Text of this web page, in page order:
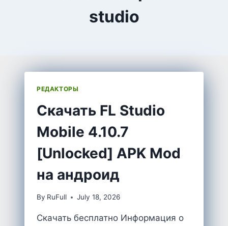
studio
РЕДАКТОРЫ
Скачать FL Studio
Mobile 4.10.7
[Unlocked] APK Mod
на андроид
By RuFull July 18, 2026
Скачать бесплатно Информация о